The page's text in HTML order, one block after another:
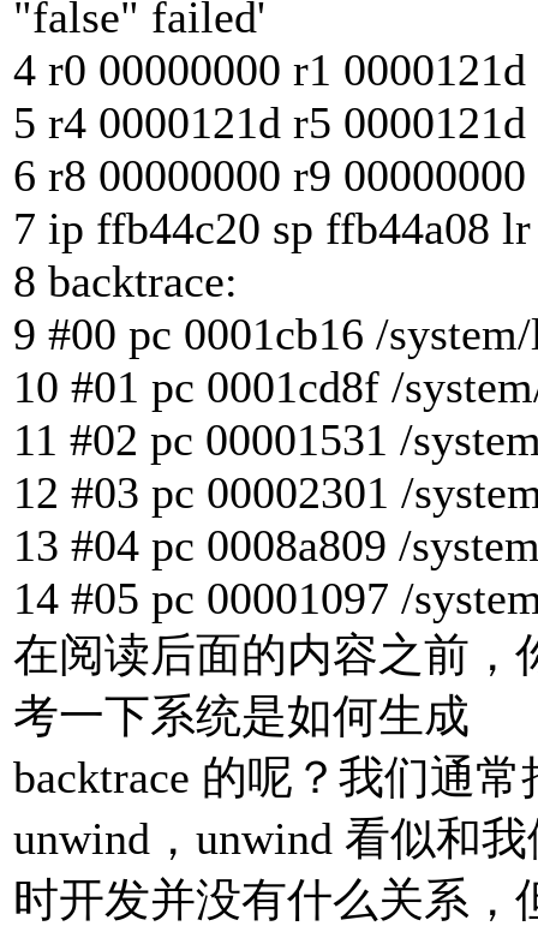
"false" failed'
4 r0 00000000 r1
5 r4 0000121d r5
6 r8 00000000 r9
7 ip ffb44c20 sp ffb44a08 lr
8 backtrace:
9 #00 pc 0001cb16 /
10 #01 pc 0001cd8f /
11 #02 pc 00001531 /
12 #03 pc 00002301 /
13 #04 pc 0008a809 /
14 #05 pc 00001097 /
在阅读后面的内容之前，
考一下系统是如何生成
backtrace 的呢？我们通
unwind，unwind 看似和
时开发并没有什么关系，